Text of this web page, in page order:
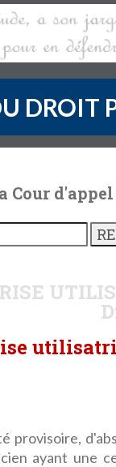
DROIT
Cour
provisoire,
ayant une